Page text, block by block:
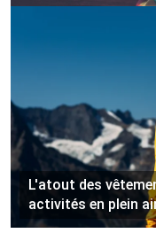
L'atout des
activités en plein